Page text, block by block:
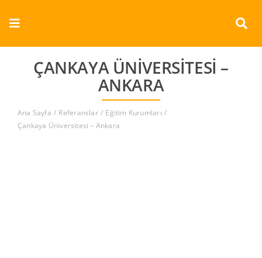
Toggle
Navigation
Kurumsal
Dokümanlar
ÇANKAYA ÜNIVERSITESI –
ANKARA
Ana Sayfa Referanslar
Eğitim Kurumları
Çankaya Üniversitesi – Ankara